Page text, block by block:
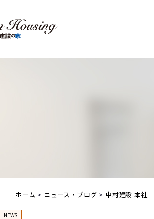
ホーム ニュース・ブログ 中村建設 本社
NEWS